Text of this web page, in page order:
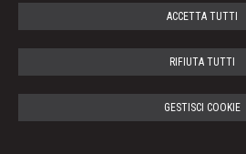
ACCETTA TUTTI
RIFIUTA TUTTI
GESTISCI COOKIE
STUDIO DI CONSULENZA DEL LAVORO
Alba 12051 ,CN